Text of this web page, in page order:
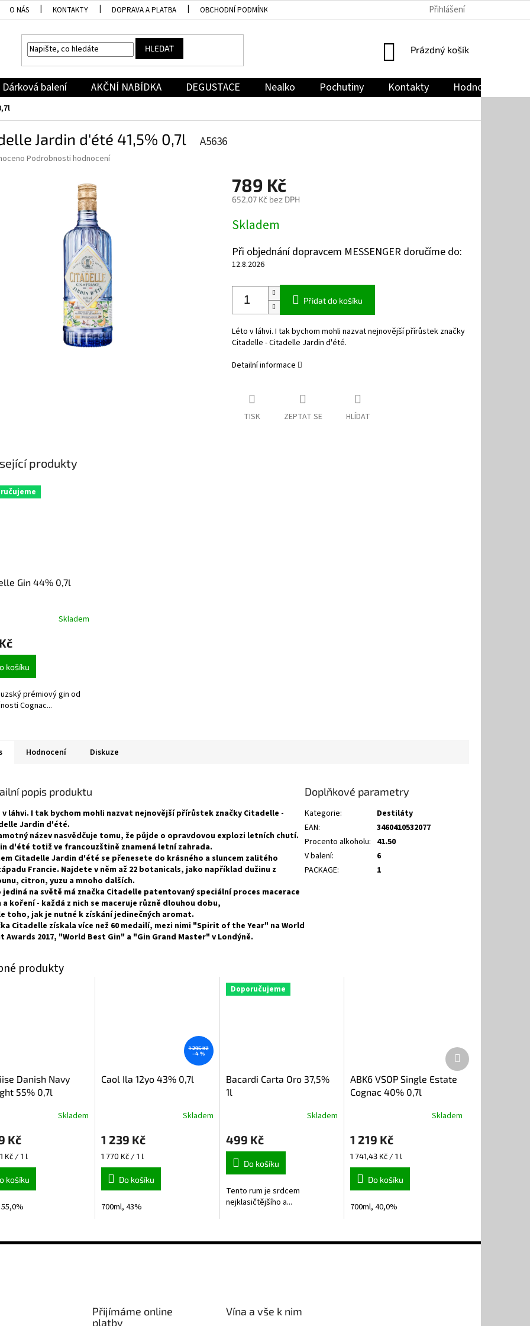
O NÁS KONTAKTY DOPRAVA A PLATBA OBCHODNÍ PODMÍNKY JAK NAKUPOVAT
Přihlášení
HLEDAT
NÁKUPNÍ
Prázdný košík
Dárková balení AKČNÍ NABÍDKA DEGUSTACE Nealko Pochutiny Kontakty Hodnocení
Jardin d'été 41,5% 0,7l A5636
Podrobnosti hodnocení
789 Kč
652,07 Kč bez DPH
cena:
Skladem
Při objednání dopravcem MESSENGER doručíme do:
12.8.2026
Přidat do košíku
Léto v láhvi. I tak bychom mohli nazvat nejnovější přírůstek značky
Citadelle - Citadelle Jardin d'été.
Detailní informace
TISK ZEPTAT SE HLÍDAT
produkty
Gin 44% 0,7l
Skladem
košíku
prémiový gin od
Cognac...
Hodnocení Diskuze
popis produktu
láhvi. I tak bychom mohli nazvat nejnovější přírůstek značky Citadelle -
Jardin d'été.
název nasvědčuje tomu, že půjde o opravdovou explozi letních chutí.
d'été totiž ve francouzštině znamená letní zahrada.
Citadelle Jardin d'été se přenesete do krásného a sluncem zalitého
Francie. Najdete v něm až 22 botanicals, jako například dužinu z
citron, yuzu a mnoho dalších.
jediná na světě má značka Citadelle patentovaný speciální proces macerace
a koření - každá z nich se maceruje různě dlouhou dobu,
toho, jak je nutné k získání jedinečných aromat.
Citadelle získala více než 60 medailí, mezi nimi "Spirit of the Year" na World
Awards 2017, "World Best Gin" a "Gin Grand Master" v Londýně.
Doplňkové parametry
Kategorie:
Destiláty
EAN:
3460410532077
Procento alkoholu: 41.50
V balení:
6
PACKAGE: 1
Danish Navy
55% 0,7l
Skladem
Kč
Kč / 1 l
košíku
1 295 Kč
–4 %
Caol Ila 12yo 43% 0,7l
Skladem
1 239 Kč
Měrná
cena:
1 770 Kč / 1 l
Do košíku
700ml, 43%
Doporučujeme
Bacardi Carta Oro 37,5%
1l
Skladem
499 Kč
Do košíku
Tento rum je srdcem
nejklasičtějšího a...
ABK6 VSOP Single Estate
Cognac 40% 0,7l
Skladem
1 219 Kč
Měrná
cena:
1 741,43 Kč / 1 l
Do košíku
700ml, 40,0%
Další
produkt
Přijímáme online
platby
Vína a vše k nim